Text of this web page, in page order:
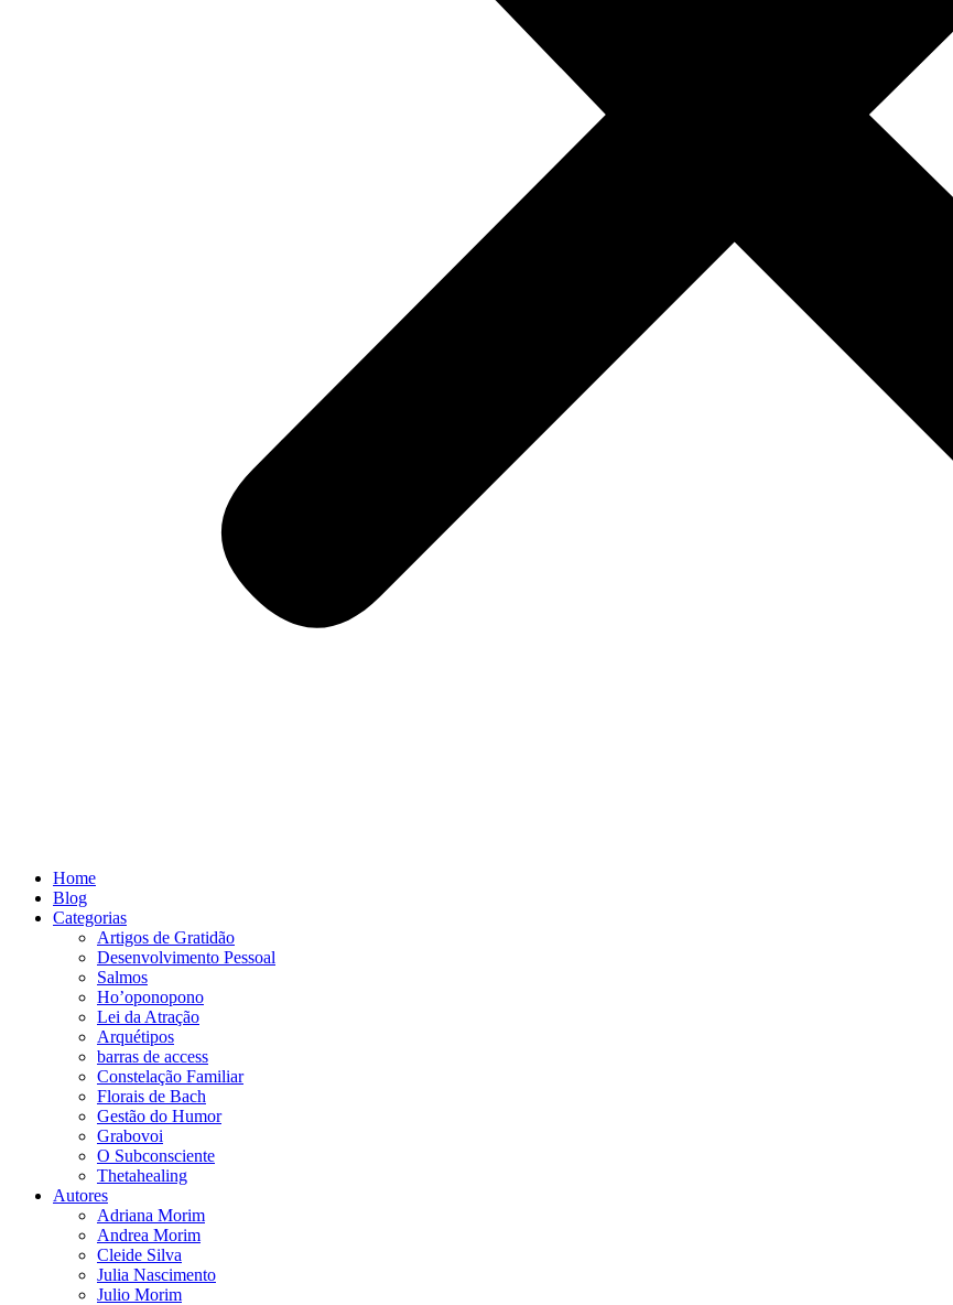
Home
Blog
Categorias
Artigos de Gratidão
Desenvolvimento Pessoal
Salmos
Ho’oponopono
Lei da Atração
Arquétipos
barras de access
Constelação Familiar
Florais de Bach
Gestão do Humor
Grabovoi
O Subconsciente
Thetahealing
Autores
Adriana Morim
Andrea Morim
Cleide Silva
Julia Nascimento
Julio Morim